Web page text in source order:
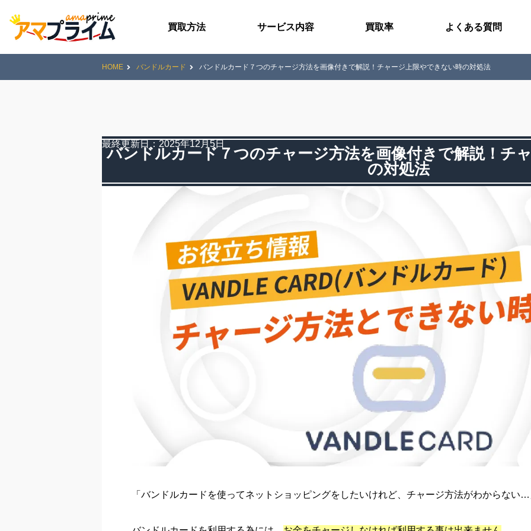
買取方法 サービス内容 買取率 よくある質問
HOME バンドルカード バンドルカード７つのチャージ方法を画像付きで解説！チャージ上限やできない時の対処法
バンドルカード７つのチャージ方法を画像付きで解説！チ
の対処法
最終更新日： 2025年12月5日
「バンドルカードを使ってネットショッピングをしたいけれど、チャージ方法がわからない